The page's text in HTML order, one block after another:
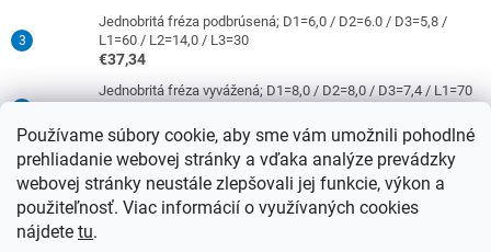
Používame súbory cookie, aby sme vám umožnili pohodlné
prehliadanie webovej stránky a vďaka analýze prevádzky
webovej stránky neustále zlepšovali jej funkcie, výkon a
použiteľnosť. Viac informácií o využívaných cookies
nájdete tu.
Jednobritá fréza podbrúsená; D1=6,0 / D2=6.0 / D3=5,8 /
L1=60 / L2=14,0 / L3=30
€37,34
Jednobritá fréza vyvážená; D1=8,0 / D2=8,0 / D3=7,4 / L1=70
€63,86
Jednobritá fréza podbrúsená; D1=4,0 / D2=6,0 / D3=3,8 /
L1=50 / L2=10,0 / L3=21
€37,34